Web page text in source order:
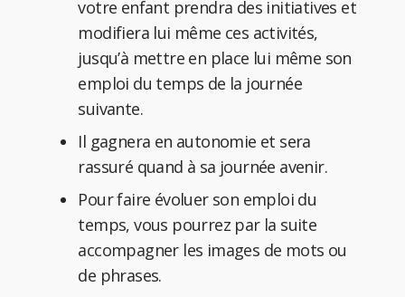
votre enfant prendra des initiatives et
modifiera lui même ces activités,
jusqu’à mettre en place lui même son
emploi du temps de la journée
suivante.
Il gagnera en autonomie et sera
rassuré quand à sa journée avenir.
Pour faire évoluer son emploi du
temps, vous pourrez par la suite
accompagner les images de mots ou
de phrases.